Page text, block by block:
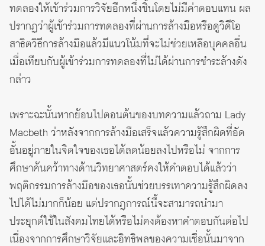
ทดลองให้เข้าร่วมการวิจัยอีกหนึ่งชิ้นโดยไม่มีค่าตอบแทน ผล
ปรากฏว่าผู้เข้าร่วมการทดลองที่ผ่านการล้างมือหรือดูวิดีโอ
สาธิตวิธีการล้างมือแล้วมีแนวโน้มที่จะไม่ช่วยเหลือบุคคลอื่น
เมื่อเทียบกับผู้เข้าร่วมการทดลองที่ไม่ได้ผ่านการชำระล้างดัง
กล่าว
เพราะฉะนั้นหากย้อนไปตอนต้นของบทความแล้วถาม Lady
Macbeth ว่าหลังจากการล้างมือเสร็จแล้วความรู้สึกผิดที่อัด
อั้นอยู่ภายในจิตใจของเธอได้ลดน้อยลงไปหรือไม่ จากการ
ศึกษาค้นคว้าทางด้านวิทยาศาสตร์คงให้คำตอบได้แล้วว่า
พฤติกรรมการล้างมือของเธอนั้นช่วยบรรเทาความรู้สึกผิดลง
ไปได้ไม่มากก็น้อย แต่ปรากฎการณ์นี้จะสามารถนำมา
ประยุกต์ใช้ในสังคมไทยได้หรือไม่คงต้องหาคำตอบกันต่อไป
เนื่องจากการศึกษาวิจัยและอิทธิพลของความเชื่อนั้นมาจาก